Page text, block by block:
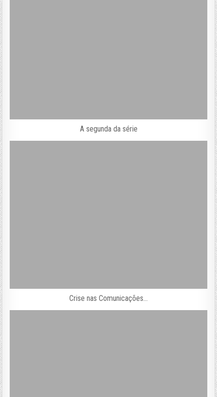
A segunda da série
Crise nas Comunicações…